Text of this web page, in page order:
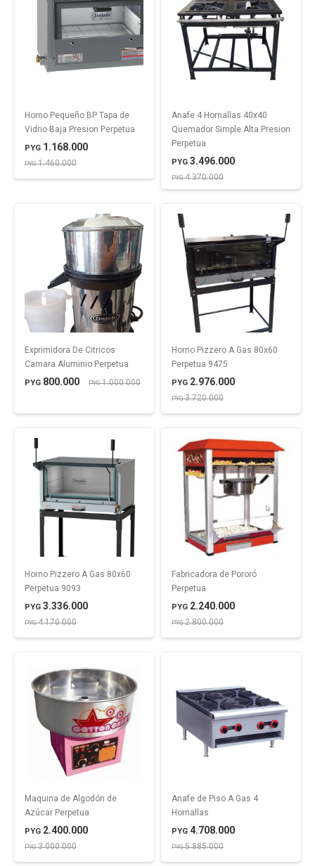
Horno Pequeño BP Tapa de
Vidrio Baja Presion Perpetua
PYG 1.168.000
PYG1.460.000
Anafe 4 Hornallas 40x40
Quemador Simple Alta Presion
Perpetua
PYG 3.496.000
PYG4.370.000
Exprimidora De Citricos
Camara Aluminio Perpetua
PYG 800.000 PYG1.000.000
Horno Pizzero A Gas 80x60
Perpetua 9475
PYG 2.976.000
PYG3.720.000
Horno Pizzero A Gas 80x60
Perpetua 9093
PYG 3.336.000
PYG4.170.000
Fabricadora de Pororó
Perpetua
PYG 2.240.000
PYG2.800.000
Maquina de Algodón de
Azúcar Perpetua
PYG 2.400.000
PYG3.000.000
Anafe de Piso A Gas 4
Hornallas
PYG 4.708.000
PYG5.885.000